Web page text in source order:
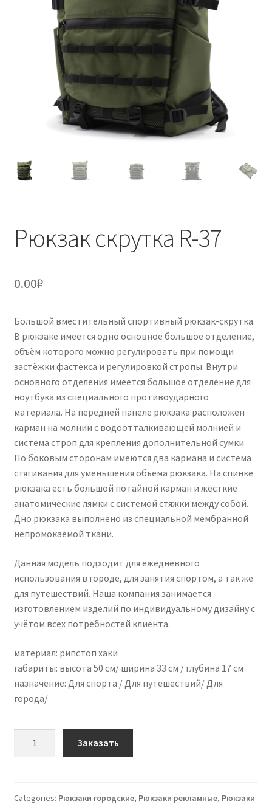
Рюкзак скрутка R-37
0.00₽
Большой вместительный спортивный рюкзак-скрутка.
В рюкзаке имеется одно основное большое отделение,
объём которого можно регулировать при помощи
застёжки фастекса и регулировкой стропы. Внутри
основного отделения имеется большое отделение для
ноутбука из специального противоударного
материала. На передней панеле рюкзака расположен
карман на молнии с водоотталкивающей молнией и
система строп для крепления дополнительной сумки.
По боковым сторонам имеются два кармана и система
стягивания для уменьшения объёма рюкзака. На спинке
рюкзака есть большой потайной карман и жёсткие
анатомические лямки с системой стяжки между собой.
Дно рюкзака выполнено из специальной мембранной
непромокаемой ткани.
Данная модель подходит для ежедневного
использования в городе, для занятия спортом, а так же
для путешествий. Наша компания занимается
изготовлением изделий по индивидуальному дизайну с
учётом всех потребностей клиента.
материал: рипстоп хаки
габариты: высота 50 см/ ширина 33 см / глубина 17 см
назначение: Для спорта / Для путешествий/ Для
города/
quantity
Заказать
Categories: Рюкзаки городские, Рюкзаки рекламные, Рюкзаки